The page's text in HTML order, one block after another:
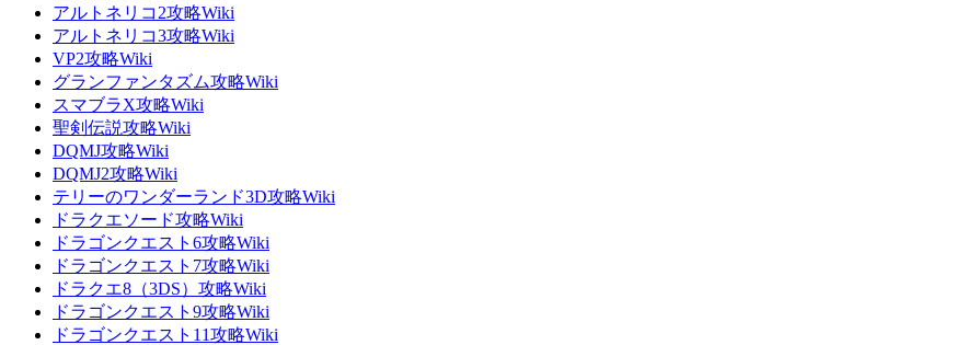
アルトネリコ2攻略Wiki
アルトネリコ3攻略Wiki
VP2攻略Wiki
グランファンタズム攻略Wiki
スマブラX攻略Wiki
聖剣伝説攻略Wiki
DQMJ攻略Wiki
DQMJ2攻略Wiki
テリーのワンダーランド3D攻略Wiki
ドラクエソード攻略Wiki
ドラゴンクエスト6攻略Wiki
ドラゴンクエスト7攻略Wiki
ドラクエ8（3DS）攻略Wiki
ドラゴンクエスト9攻略Wiki
ドラゴンクエスト11攻略Wiki